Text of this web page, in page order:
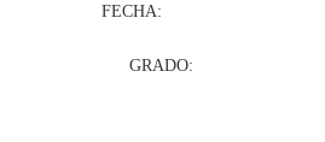
FECHA:
GRADO: